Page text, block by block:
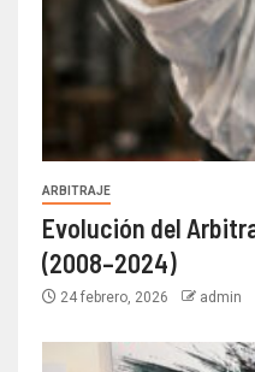
ARBITRAJE
Evolución del
(2008–2024)
24 febrero, 2026 admin